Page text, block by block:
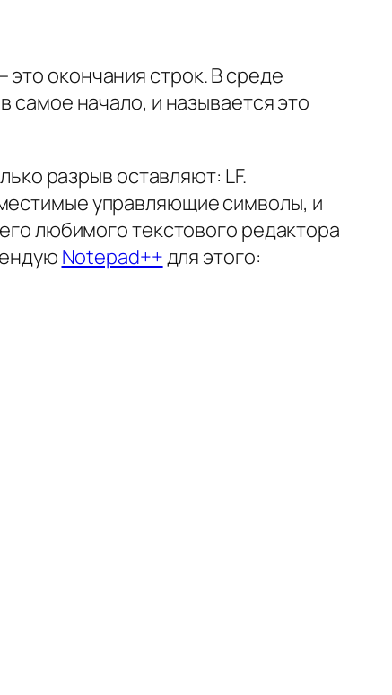
окончания строк. В среде
самое начало, и называется это
разрыв оставляют: LF.
управляющие символы, и
любимого текстового редактора
Notepad++для этого: